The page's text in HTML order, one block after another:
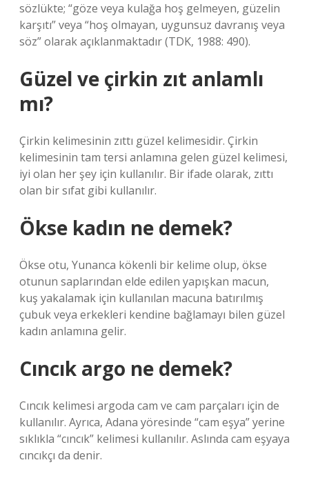
sözlükte; “göze veya kulağa hoş gelmeyen, güzelin
karşıtı” veya “hoş olmayan, uygunsuz davranış veya
söz” olarak açıklanmaktadır (TDK, 1988: 490).
Güzel ve çirkin zıt anlamlı
mı?
Çirkin kelimesinin zıttı güzel kelimesidir. Çirkin
kelimesinin tam tersi anlamına gelen güzel kelimesi,
iyi olan her şey için kullanılır. Bir ifade olarak, zıttı
olan bir sıfat gibi kullanılır.
Ökse kadın ne demek?
Ökse otu, Yunanca kökenli bir kelime olup, ökse
otunun saplarından elde edilen yapışkan macun,
kuş yakalamak için kullanılan macuna batırılmış
çubuk veya erkekleri kendine bağlamayı bilen güzel
kadın anlamına gelir.
Cıncık argo ne demek?
Cıncık kelimesi argoda cam ve cam parçaları için de
kullanılır. Ayrıca, Adana yöresinde “cam eşya” yerine
sıklıkla “cıncık” kelimesi kullanılır. Aslında cam eşyaya
cıncıkçı da denir.